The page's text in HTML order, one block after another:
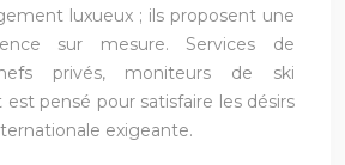
luxueux ; ils proposent une
sur mesure. Services de
privés, moniteurs de ski
est pensé pour satisfaire les désirs
exigeante.